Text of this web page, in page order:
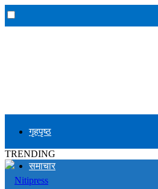
गृहपृष्ठ
समाचार
TRENDING